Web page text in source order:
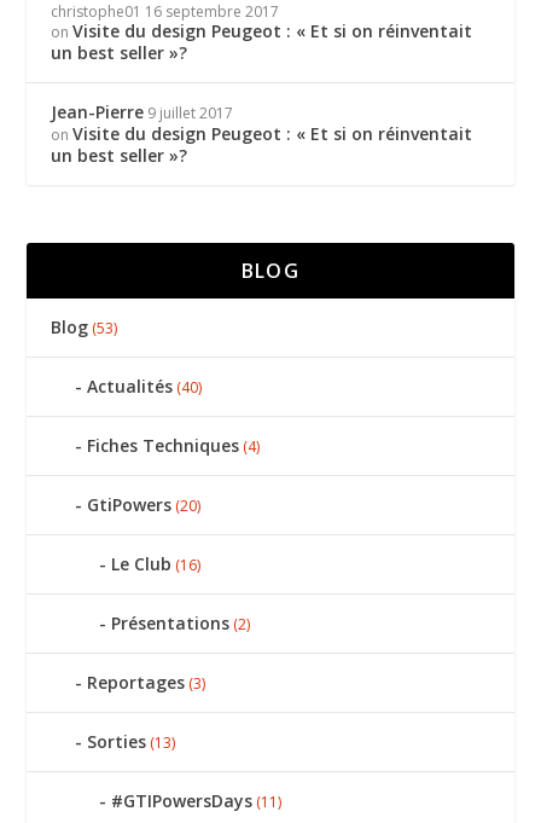
christophe01 16 septembre 2017
onVisite du design Peugeot : « Et si on réinventait
un best seller »?
Jean-Pierre 9 juillet 2017
onVisite du design Peugeot : « Et si on réinventait
un best seller »?
BLOG
Blog (53)
Actualités (40)
Fiches Techniques (4)
GtiPowers (20)
Le Club (16)
Présentations (2)
Reportages (3)
Sorties (13)
#GTIPowersDays (11)